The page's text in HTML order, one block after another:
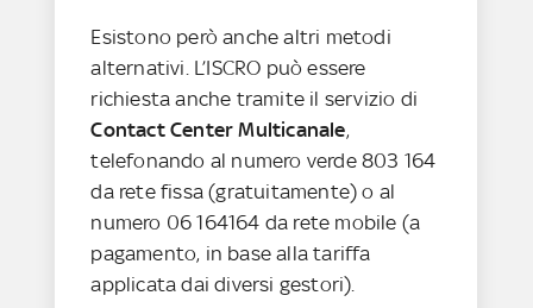
Esistono però anche altri metodi
alternativi. L’ISCRO può essere
richiesta anche tramite il servizio di
Contact Center Multicanale,
telefonando al numero verde 803 164
da rete fissa (gratuitamente) o al
numero 06 164164 da rete mobile (a
pagamento, in base alla tariffa
applicata dai diversi gestori).